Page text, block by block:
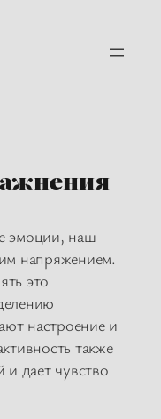
эмоции, наш
напряжением.
это
настроение и
также
и дает чувство